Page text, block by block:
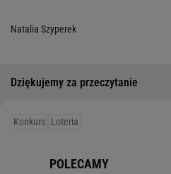
Natalia Szyperek
Dziękujemy za przeczytanie
Konkurs Loteria
POLECAMY